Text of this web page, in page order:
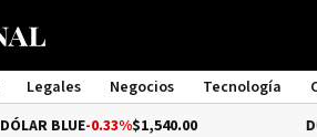
Legales Negocios Tecnología
-0.33%$1,540.00 DÓLAR